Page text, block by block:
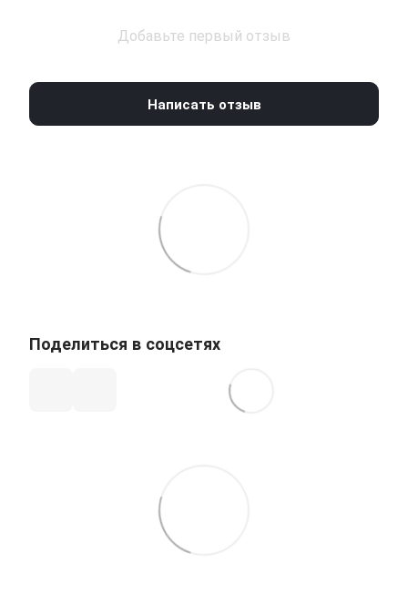
Добавьте первый отзыв
Написать отзыв
Поделиться в соцсетях